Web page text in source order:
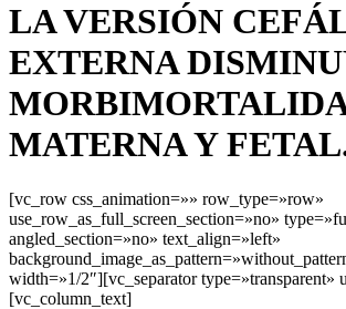
LA VERSIÓN
EXTERNA
MATERNA Y
[vc_row css_animation=»» row_type=»row»
use_row_as_full_screen_section=»no»
angled_section=»no» text_align=»left»
width=»1/2″][vc_separator type=»transparent»
[vc_column_text]